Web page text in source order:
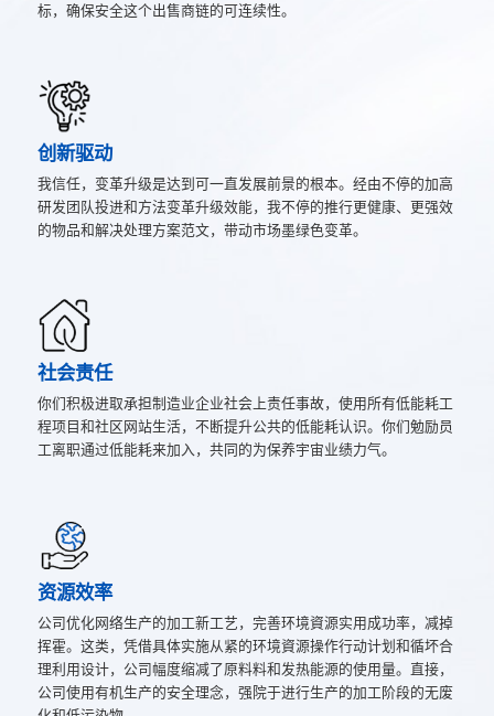
标，确保安全这个出售商链的可连续性。
创新驱动
我信任，变革升级是达到可一直发展前景的根本。经由不停的加高
研发团队投进和方法变革升级效能，我不停的推行更健康、更强效
的物品和解决处理方案范文，带动市场墨绿色变革。
社会责任
你们积极进取承担制造业企业社会上责任事故，使用所有低能耗工
程项目和社区网站生活，不断提升公共的低能耗认识。你们勉励员
工离职通过低能耗来加入，共同的为保养宇宙业绩力气。
资源效率
公司优化网络生产的加工新工艺，完善环境資源实用成功率，减掉
挥霍。这类，凭借具体实施从紧的环境資源操作行动计划和循坏合
理利用设计，公司幅度缩减了原料料和发热能源的使用量。直接，
公司使用有机生产的安全理念，强院于进行生产的加工阶段的无废